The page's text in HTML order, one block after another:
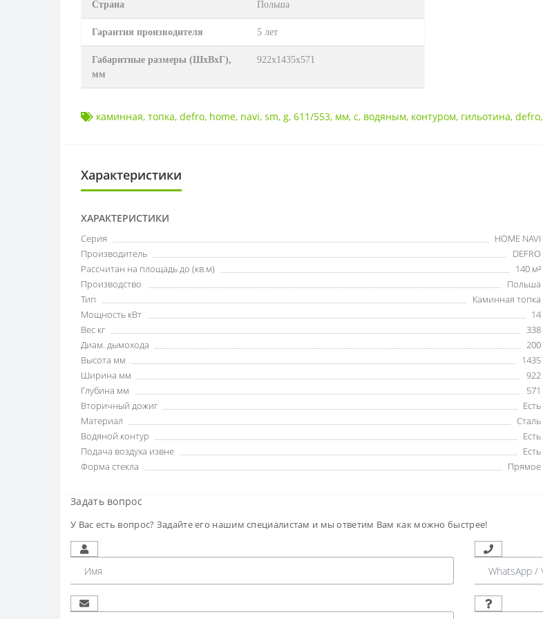
Страна Польша
Гарантия производителя 5 лет
Габаритные размеры (ШхВхГ),
мм
922х1435х571
каминная, топка, defro, home, navi, sm, g, 611/553, мм, с, водяным, контуром, гильотина, defro,
Характеристики
ХАРАКТЕРИСТИКИ
Серия
HOME NAVI
Производитель
DEFRO
Рассчитан на площадь до (кв.м)
140 м²
Производство
Польша
Тип
Каминная топка
Мощность кВт
14
Вес кг
338
Диам. дымохода
200
Высота мм
1435
Ширина мм
922
Глубина мм
571
Вторичный дожиг
Есть
Материал
Сталь
Водяной контур
Есть
Подача воздуха извне
Есть
Форма стекла
Прямое
Задать вопрос
У Вас есть вопрос? Задайте его нашим специалистам и мы ответим Вам как можно быстрее!